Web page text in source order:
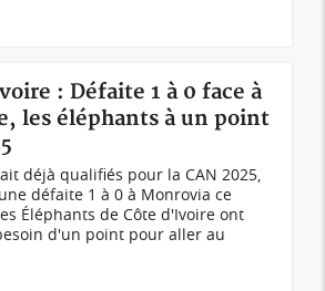
: Défaite 1 à 0 face à
les éléphants à un point
déjà qualifiés pour la CAN 2025,
défaite 1 à 0 à Monrovia ce
Éléphants de Côte d'Ivoire ont
d'un point pour aller au